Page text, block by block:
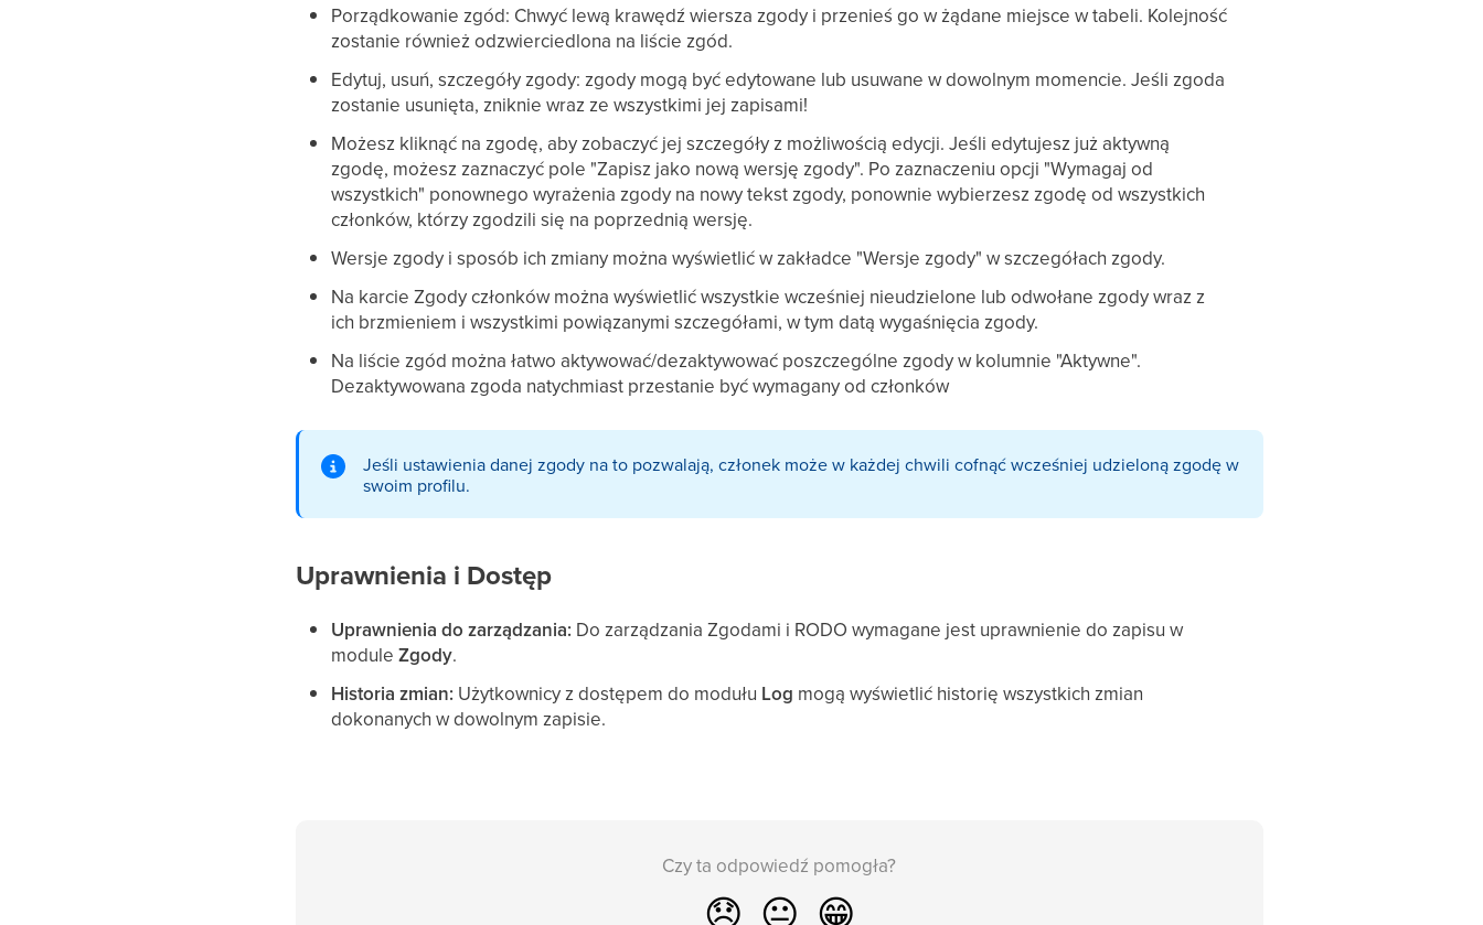
Porządkowanie zgód: Chwyć lewą krawędź wiersza zgody i przenieś go w żądane miejsce w tabeli. Kolejność
zostanie również odzwierciedlona na liście zgód.
Edytuj, usuń, szczegóły zgody: zgody mogą być edytowane lub usuwane w dowolnym momencie. Jeśli zgoda
zostanie usunięta, zniknie wraz ze wszystkimi jej zapisami!
Możesz kliknąć na zgodę, aby zobaczyć jej szczegóły z możliwością edycji. Jeśli edytujesz już aktywną
zgodę, możesz zaznaczyć pole "Zapisz jako nową wersję zgody". Po zaznaczeniu opcji "Wymagaj od
wszystkich" ponownego wyrażenia zgody na nowy tekst zgody, ponownie wybierzesz zgodę od wszystkich
członków, którzy zgodzili się na poprzednią wersję.
Wersje zgody i sposób ich zmiany można wyświetlić w zakładce "Wersje zgody" w szczegółach zgody.
Na karcie Zgody członków można wyświetlić wszystkie wcześniej nieudzielone lub odwołane zgody wraz z
ich brzmieniem i wszystkimi powiązanymi szczegółami, w tym datą wygaśnięcia zgody.
Na liście zgód można łatwo aktywować/dezaktywować poszczególne zgody w kolumnie "Aktywne".
Dezaktywowana zgoda natychmiast przestanie być wymagany od członków
Jeśli ustawienia danej zgody na to pozwalają, członek może w każdej chwili cofnąć wcześniej udzieloną zgodę w
swoim profilu.
Uprawnienia i Dostęp
Uprawnienia do zarządzania: Do zarządzania Zgodami i RODO wymagane jest uprawnienie do zapisu w
moduleZgody.
Historia zmian: Użytkownicy z dostępem do modułu Log mogą wyświetlić historię wszystkich zmian
dokonanych w dowolnym zapisie.
Czy ta odpowiedź pomogła?
😞 😐 😁